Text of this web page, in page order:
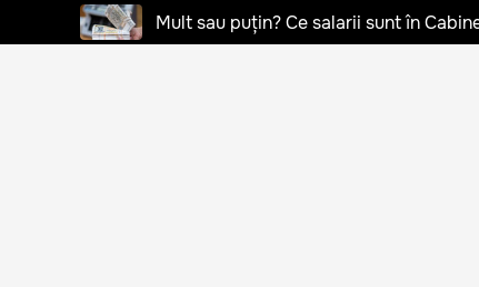
Mult sau puțin? Ce salarii sunt în